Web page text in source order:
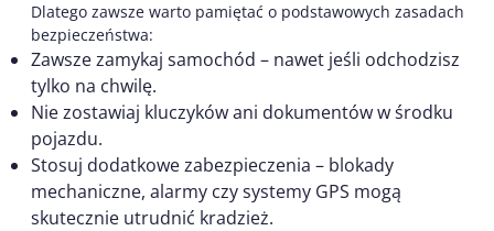
Dlatego zawsze warto pamiętać o podstawowych zasadach
bezpieczeństwa:
Zawsze zamykaj samochód – nawet jeśli odchodzisz
tylko na chwilę.
Nie zostawiaj kluczyków ani dokumentów w środku
pojazdu.
Stosuj dodatkowe zabezpieczenia – blokady
mechaniczne, alarmy czy systemy GPS mogą
skutecznie utrudnić kradzież.